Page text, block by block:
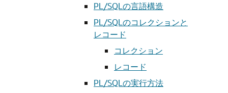
PL/SQLの言語構造
PL/SQLのコレクションと
レコード
コレクション
レコード
PL/SQLの実行方法